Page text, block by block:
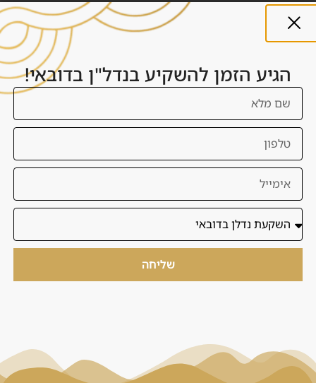
תשלומים, חוזה, מסירה, שוכר טבעי ותוכנית יציאה.
טעויות שעמוד האב מונע
העמוד מונע טעויות כמו בחירה באזור לא מתאים, הסתמכות על
תשואה ברוטו, קנייה בלי הבנת ניהול, התעלמות מדמי שירות, או
פתיחת עמודים כפולים שמתחרים אחד בשני במקום לבנות
סמכות.
מה השלב הבא לגולש
השלב הנכון לגולש הוא לקרוא את המדריך הרלוונטי, להשוות כמה
אפשרויות, ואז לבצע בדיקת התאמה. כך דנסיה יכולה לסנן
התאמה?
הגיע הזמן להשקיע בנדל"ן בדובאי!
שליחה